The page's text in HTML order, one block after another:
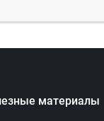
материалы